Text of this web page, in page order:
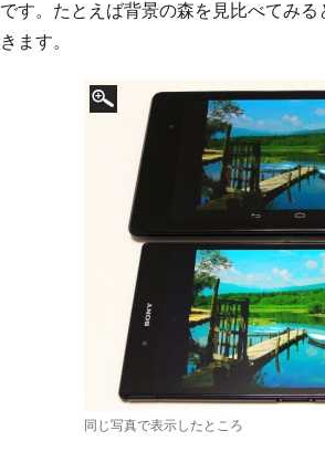
す。たとえば背景の森を見比べてみ
ます。
同じ写真で表示したところ